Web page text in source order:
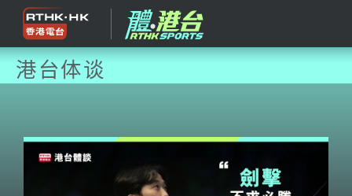
港台体谈